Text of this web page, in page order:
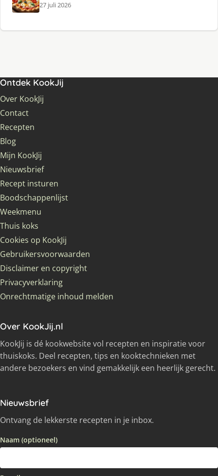
27 juli 2026
Ontdek KookJij
Over KookJij
Contact
Recepten
Blog
Mijn KookJij
Nieuwsbrief
Recept insturen
Boodschappenlijst
Weekmenu
Thuis koks
Cookies op KookJij
Gebruikersvoorwaarden
Disclaimer en copyright
Privacyverklaring
Onrechtmatige inhoud melden
Over KookJij.nl
KookJij is dé kookwebsite vol recepten en inspiratie voor
thuiskoks. Deel recepten, tips en kooktechnieken met
andere bezoekers en vind gemakkelijk een heerlijk gerecht.
Nieuwsbrief
Ontvang de lekkerste recepten in je inbox.
Naam (optioneel)